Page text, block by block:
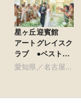
星ヶ丘迎賓館
アートグレイスク
ラブ ●ベストブ
ライダル グルー
愛知県／名古屋